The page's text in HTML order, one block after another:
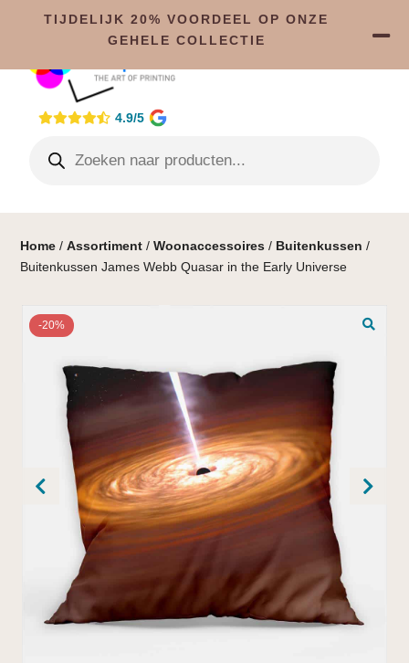
4.9/5
Home /Assortiment /Woonaccessoires / Buitenkussen /
Buitenkussen James Webb Quasar in the Early Universe
-20%
TIJDELIJK 20% VOORDEEL OP ONZE
GEHELE COLLECTIE